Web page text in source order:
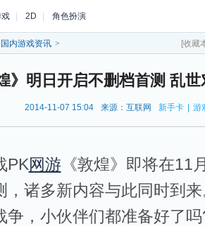
2D 角色扮演
国内游戏资讯 > [收藏
》明日开启不删档首测 乱
2014-11-07 15:04 来源：互联网 新手卡 游
网游《敦煌》即将在11
，诸多新内容与此同时到
争，小伙伴们都准备好了